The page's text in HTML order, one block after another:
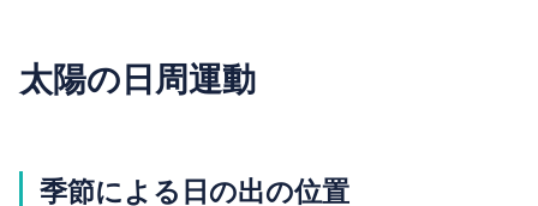
太陽の日周運動
季節による日の出の位置